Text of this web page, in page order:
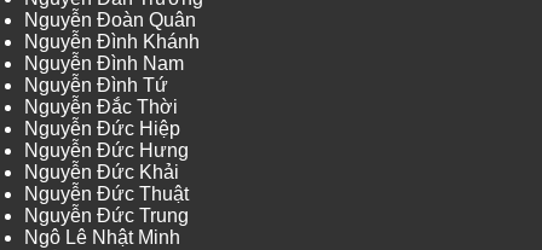
Nguyễn Đoàn Quân
Nguyễn Đình Khánh
Nguyễn Đình Nam
Nguyễn Đình Tứ
Nguyễn Đắc Thời
Nguyễn Đức Hiệp
Nguyễn Đức Hưng
Nguyễn Đức Khải
Nguyễn Đức Thuật
Nguyễn Đức Trung
Ngô Lê Nhật Minh